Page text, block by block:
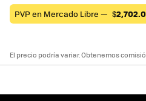
PVP en Mercado Libre — $
El precio podría variar. Obtenemos